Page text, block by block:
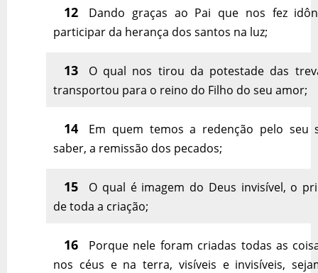
12
Dando graças ao Pai que nos fez
participar da herança dos santos na luz;
13
O qual nos tirou da potestade das
transportou para o reino do Filho do seu amor;
14
Em quem temos a redenção pelo seu
saber, a remissão dos pecados;
15
O qual é imagem do Deus invisível, o
de toda a criação;
16
Porque nele foram criadas todas as
nos céus e na terra, visíveis e invisíveis,